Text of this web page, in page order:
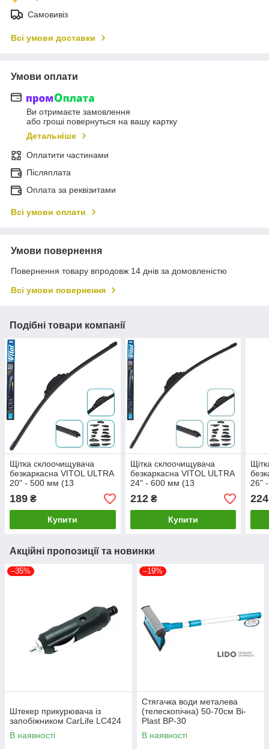
Самовивіз
Всі умови доставки
Умови оплати
Ви отримаєте замовлення
або гроші повернуться на вашу картку
Детальніше
Оплатити частинами
Післяплата
Оплата за реквізитами
Всі умови оплати
Умови повернення
Повернення товару впродовж 14 днів за домовленістю
Всі умови повернення
Подібні товари компанії
Щітка склоочищувача
безкаркасна VITOL ULTRA
20" - 500 мм (13
адаптерів) VU-20500
LuxPrice
189 ₴
Купити
Щітка склоочищувача
безкаркасна VITOL ULTRA
24" - 600 мм (13
адаптерів) VU-24600
LuxPrice
212₴
Купити
26"
224
Акційні пропозиції та новинки
–35%
Штекер прикурювача із
запобіжником CarLife LC424
В наявності
–19%
Стягачка води металева
(телескопічна) 50-70см Bi-
Plast BP-30
В наявності